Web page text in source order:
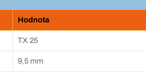
Hodnota
TX 25
9,5 mm